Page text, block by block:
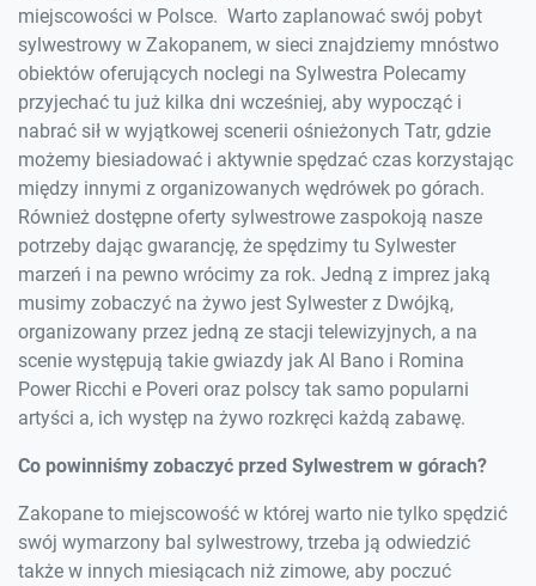
miejscowości w Polsce. Warto zaplanować swój pobyt
sylwestrowy w Zakopanem, w sieci znajdziemy mnóstwo
obiektów oferujących noclegi na Sylwestra Polecamy
przyjechać tu już kilka dni wcześniej, aby wypocząć i
nabrać sił w wyjątkowej scenerii ośnieżonych Tatr, gdzie
możemy biesiadować i aktywnie spędzać czas korzystając
między innymi z organizowanych wędrówek po górach.
Również dostępne oferty sylwestrowe zaspokoją nasze
potrzeby dając gwarancję, że spędzimy tu Sylwester
marzeń i na pewno wrócimy za rok. Jedną z imprez jaką
musimy zobaczyć na żywo jest Sylwester z Dwójką,
organizowany przez jedną ze stacji telewizyjnych, a na
scenie występują takie gwiazdy jak Al Bano i Romina
Power Ricchi e Poveri oraz polscy tak samo popularni
artyści a, ich występ na żywo rozkręci każdą zabawę.
Co powinniśmy zobaczyć przed Sylwestrem w górach?
Zakopane to miejscowość w której warto nie tylko spędzić
swój wymarzony bal sylwestrowy, trzeba ją odwiedzić
także w innych miesiącach niż zimowe, aby poczuć